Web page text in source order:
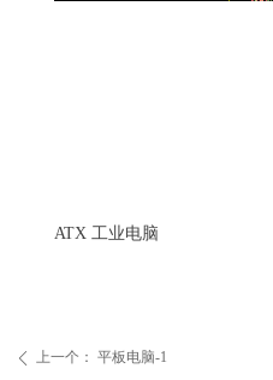
ꄴ 上一个： 平板电脑-1
ATX 工业电脑